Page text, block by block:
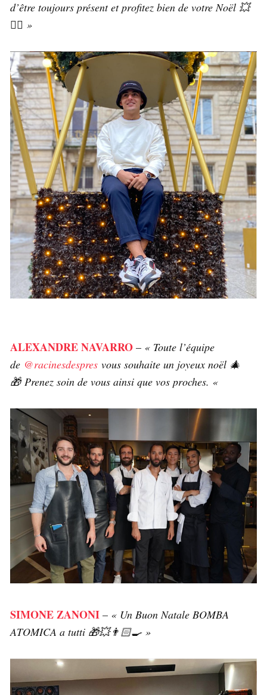
d’être toujours présent et profitez bien de votre Noël 💥
✌🏽 »
ALEXANDRE NAVARRO – « Toute l’équipe
de @racinesdespres vous souhaite un joyeux noël 🎄
🎁 Prenez soin de vous ainsi que vos proches. «
SIMONE ZANONI – « Un Buon Natale BOMBA
ATOMICA a tutti 🎁💥👨🏻‍🍳 »